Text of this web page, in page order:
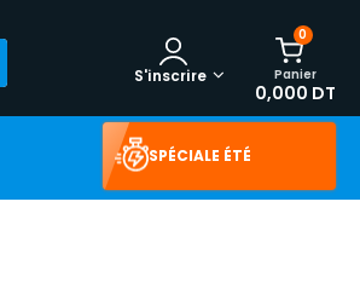
0
Panier
0,000 DT
S'inscrire
SPÉCIALE ÉTÉ